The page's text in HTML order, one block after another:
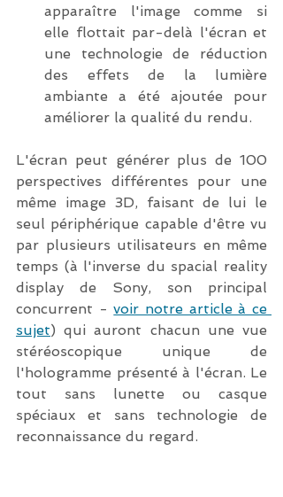
apparaître l'image comme si
elle flottait par-delà l'écran et
une technologie de réduction
des effets de la lumière
ambiante a été ajoutée pour
améliorer la qualité du rendu.
L'écran peut générer plus de 100
perspectives différentes pour une
même image 3D, faisant de lui le
seul périphérique capable d'être vu
par plusieurs utilisateurs en même
temps (à l'inverse du spacial reality
display de Sony, son principal
concurrent - voir notre article à ce
sujet) qui auront chacun une vue
stéréoscopique unique de
l'hologramme présenté à l'écran. Le
tout sans lunette ou casque
spéciaux et sans technologie de
reconnaissance du regard.